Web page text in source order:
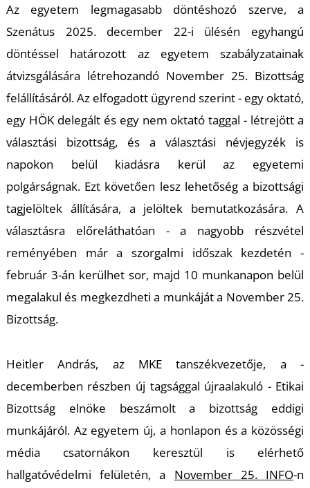
Az egyetem legmagasabb döntéshozó szerve, a
Szenátus 2025. december 22-i ülésén egyhangú
döntéssel határozott az egyetem szabályzatainak
átvizsgálására létrehozandó November 25. Bizottság
felállításáról. Az elfogadott ügyrend szerint - egy oktató,
egy HÖK delegált és egy nem oktató taggal - létrejött a
választási bizottság, és a választási névjegyzék is
napokon belül kiadásra kerül az egyetemi
polgárságnak. Ezt követően lesz lehetőség a bizottsági
tagjelöltek állítására, a jelöltek bemutatkozására. A
választásra előreláthatóan - a nagyobb részvétel
reményében már a szorgalmi időszak kezdetén -
február 3-án kerülhet sor, majd 10 munkanapon belül
megalakul és megkezdheti a munkáját a November 25.
Bizottság.
Heitler András, az MKE tanszékvezetője, a -
decemberben részben új tagsággal újraalakuló - Etikai
Bizottság elnöke beszámolt a bizottság eddigi
munkájáról. Az egyetem új, a honlapon és a közösségi
média csatornákon keresztül is elérhető
hallgatóvédelmi felületén, a November 25. INFO-n